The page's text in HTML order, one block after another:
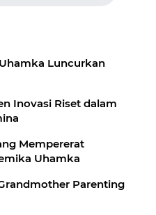
Luncurkan
Inovasi Riset dalam
Mempererat
Uhamka
Parenting